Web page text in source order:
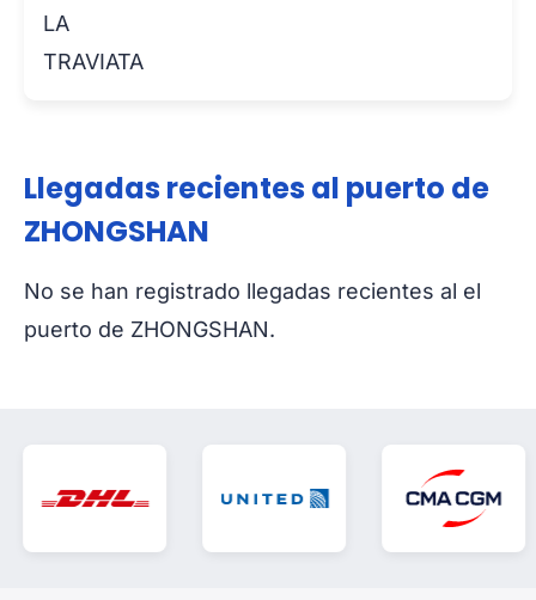
LA
TRAVIATA
Llegadas recientes al puerto de
ZHONGSHAN
No se han registrado llegadas recientes al el
puerto de ZHONGSHAN.